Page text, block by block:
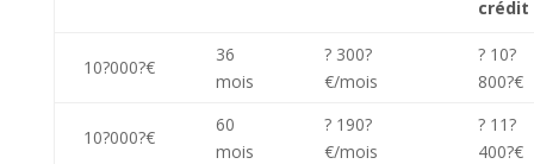
crédit
10?000?€
36
mois
? 300?
€/mois
? 10?
800?€
10?000?€
60
mois
? 190?
€/mois
? 11?
400?€